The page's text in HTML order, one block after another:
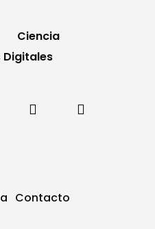
Ciencia
Digitales
Contacto